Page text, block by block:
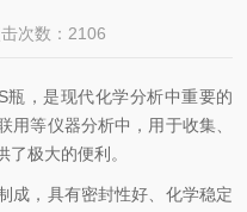
击次数：2106
，是现代化学分析中重要的
用等仪器分析中，用于收集、
极大的便利。
，具有密封性好、化学稳定